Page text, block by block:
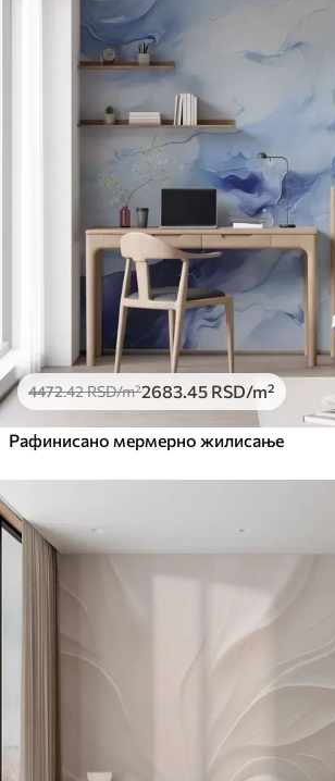
4472.42RSD/m²2683.45 RSD/m²
Рафинисано мермерно жилисање